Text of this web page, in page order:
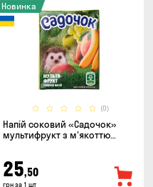
(0)
Новинка
Напій соковий «Садочок»
мультифрукт з м'якоттю
25,50
грн за 1 шт